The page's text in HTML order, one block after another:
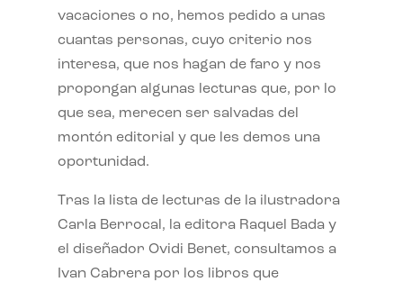
vacaciones o no, hemos pedido a unas
cuantas personas, cuyo criterio nos
interesa, que nos hagan de faro y nos
propongan algunas lecturas que, por lo
que sea, merecen ser salvadas del
montón editorial y que les demos una
oportunidad.
Tras la lista de lecturas de la ilustradora
Carla Berrocal, la editora Raquel Bada y
el diseñador Ovidi Benet, consultamos a
Ivan Cabrera por los libros que